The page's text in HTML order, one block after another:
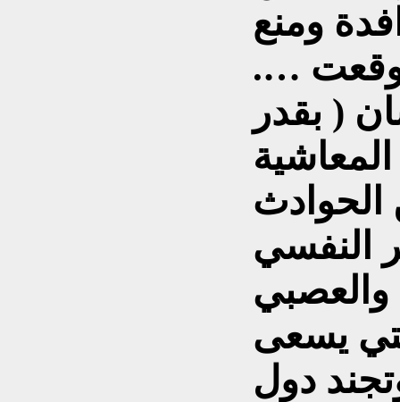
ومنع
وقعت ….
( بقدر
الحوادث
النفسي
يسعى
دول